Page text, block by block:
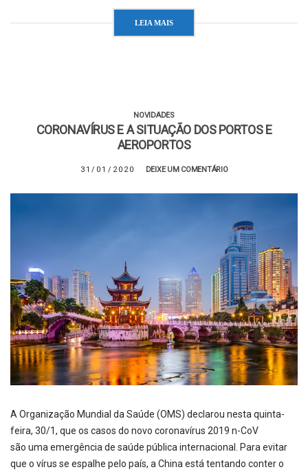
LEIA MAIS
NOVIDADES
CORONAVÍRUS E A SITUAÇÃO DOS PORTOS E
AEROPORTOS
31/01/2020 DEIXE UM COMENTÁRIO
A Organização Mundial da Saúde (OMS) declarou nesta quinta-
feira, 30/1, que os casos do novo coronavírus 2019 n-CoV
são uma emergência de saúde pública internacional. Para evitar
que o vírus se espalhe pelo país, a China está tentando conter o